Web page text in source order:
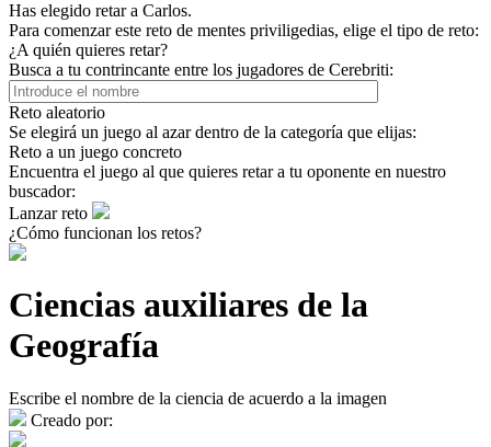
Has elegido retar a Carlos.
Para comenzar este reto de mentes priviligedias, elige el tipo de reto:
¿A quién quieres retar?
Busca a tu contrincante entre los jugadores de Cerebriti:
Reto aleatorio
Se elegirá un juego al azar dentro de la categoría que elijas:
Reto a un juego concreto
Encuentra el juego al que quieres retar a tu oponente en nuestro
buscador:
Lanzar reto
¿Cómo funcionan los retos?
Ciencias auxiliares de la
Geografía
Escribe el nombre de la ciencia de acuerdo a la imagen
Creado por: